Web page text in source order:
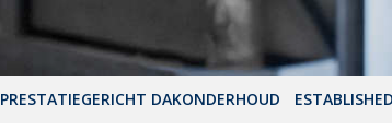
PRESTATIEGERICHT DAKONDERHOUD ESTABLISHED